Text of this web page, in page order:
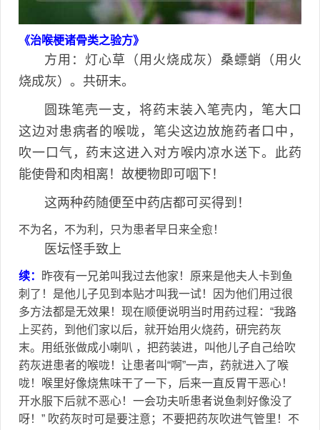
《治喉梗诸骨类之验方》
方用：灯心草（用火烧成灰）桑螵蛸（用火
烧成灰）。共研末。
圆珠笔壳一支，将药末装入笔壳内，笔大口
这边对患病者的喉咙，笔尖这边放施药者口中，
吹一口气，药末这进入对方喉内凉水送下。此药
能使骨和肉相离！故梗物即可咽下！
这两种药随便至中药店都可买得到！
不为名，不为利，只为患者早日来全愈！
医坛怪手致上
续：
昨夜有一兄弟叫我过去他家！原来是他夫人卡到鱼
刺了！是他儿子见到本贴才叫我一试！因为他们用过很
多方法都是无效果！现在顺便说明当时用药过程：“我路
上买药，到他们家以后，就开始用火烧药，研完药灰
末。用纸张做成小喇叭 ，把药装进，叫他儿子自己给吹
药灰进患者的喉咙！让患者叫“啊”一声，药就进入了喉
咙！喉里好像烧焦味干了一下，后来一直反胃干恶心！
开水服下后就不恶心！一会功夫听患者说鱼刺好像没了
呀！” 吹药灰时可是要注意；不要把药灰吹进气管里！不